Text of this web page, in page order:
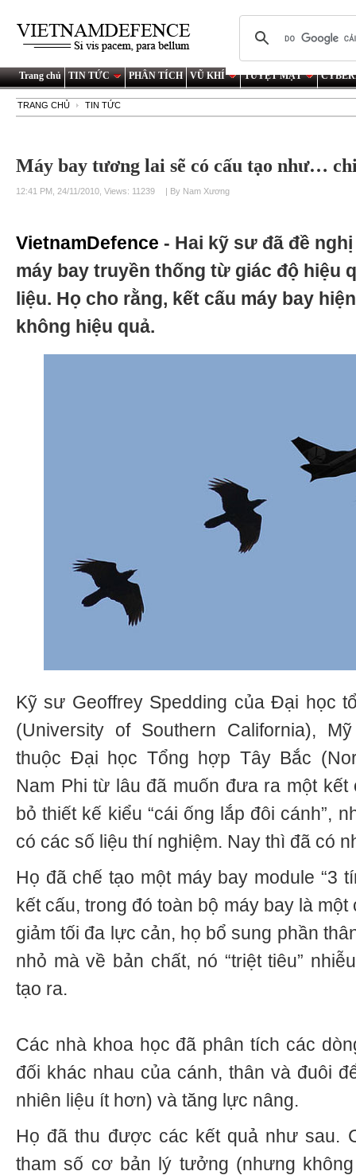
Trang chủ TIN TỨC PHÂN TÍCH VŨ KHÍ TUYỆT MẬT
TRANG CHỦ TIN TỨC
Máy bay tương lai sẽ có cấu tạo như…
12:41 PM, 24/11/2010, Views: 11239 | By Nam Xương
VietnamDefence - Hai kỹ sư đã đề
máy bay truyền thống từ giác độ hiệu
liệu. Họ cho rằng, kết cấu máy bay
không hiệu quả.
Kỹ sư Geoffrey Spedding của Đại học
(University of Southern California),
thuộc Đại học Tổng hợp Tây Bắc
Nam Phi từ lâu đã muốn đưa ra một
bỏ thiết kế kiểu “cái ống lắp đôi cánh”,
có các số liệu thí nghiệm. Nay thì đã có
Họ đã chế tạo một máy bay module “3
kết cấu, trong đó toàn bộ máy bay là
giảm tối đa lực cản, họ bổ sung phần
nhỏ mà về bản chất, nó “triệt tiêu”
tạo ra.
Các nhà khoa học đã phân tích các
đối khác nhau của cánh, thân và đuôi
nhiên liệu ít hơn) và tăng lực nâng.
Họ đã thu được các kết quả như sau.
tham số cơ bản lý tưởng (nhưng